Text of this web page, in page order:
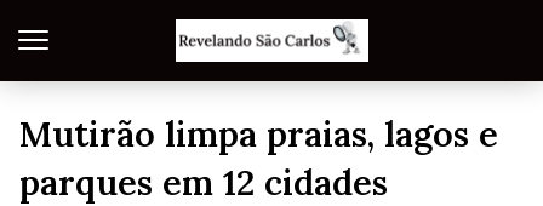
Mutirão limpa praias, lagos e
parques em 12 cidades